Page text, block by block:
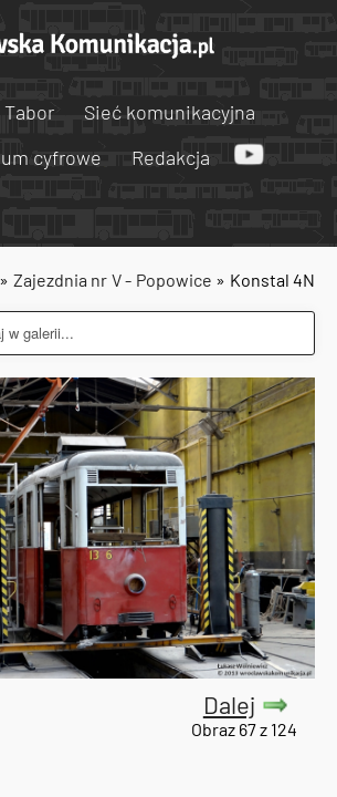
Tabor
Sieć komunikacyjna
cyfrowe Redakcja
» Zajezdnia nr V - Popowice » Konstal 4N
Dalej
Obraz 67 z 124